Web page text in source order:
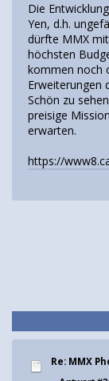
Die
Yen, d.h.
dürfte MMX
höchsten
kommen noch
Erweiterungen
Schön zu
preisige
erwarten.
https://
Re: MMX